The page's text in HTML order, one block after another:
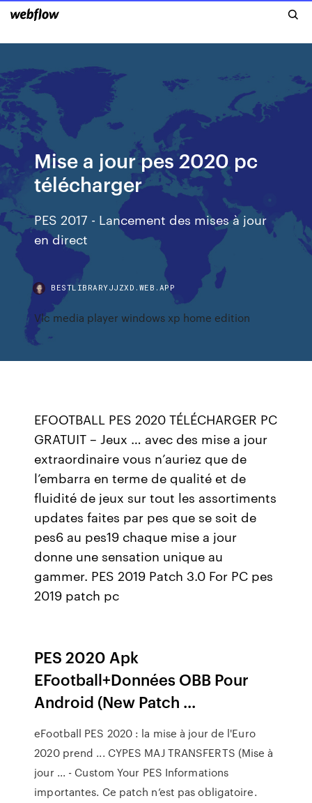
Mise a jour pes 2020 pc
télécharger
PES 2017 - Lancement des mises à jour
en direct
BESTLIBRARYJJZXD.WEB.APP
Vlc media player windows xp home edition
EFOOTBALL PES 2020 TÉLÉCHARGER PC
GRATUIT – Jeux … avec des mise a jour
extraordinaire vous n’auriez que de
l’embarra en terme de qualité et de
fluidité de jeux sur tout les assortiments
updates faites par pes que se soit de
pes6 au pes19 chaque mise a jour
donne une sensation unique au
gammer. PES 2019 Patch 3.0 For PC pes
2019 patch pc
PES 2020 Apk
EFootball+Données OBB Pour
Android (New Patch ...
eFootball PES 2020 : la mise à jour de l'Euro
2020 prend ... CYPES MAJ TRANSFERTS (Mise à
jour ... - Custom Your PES Informations
importantes. Ce patch n’est pas obligatoire.